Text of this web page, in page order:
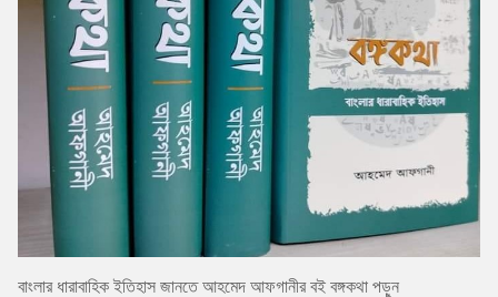
বাংলার ধারাবাহিক ইতিহাস জানতে আহমেদ আফগানীর বই বঙ্গকথা পড়ুন